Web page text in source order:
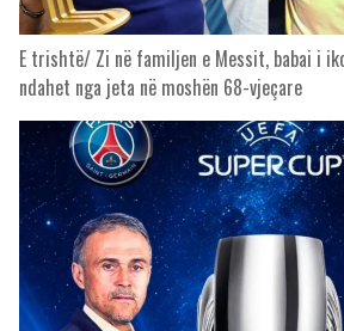
E trishtë/ Zi në familjen e Messit, babai i
ndahet nga jeta në moshën 68-vjeçare